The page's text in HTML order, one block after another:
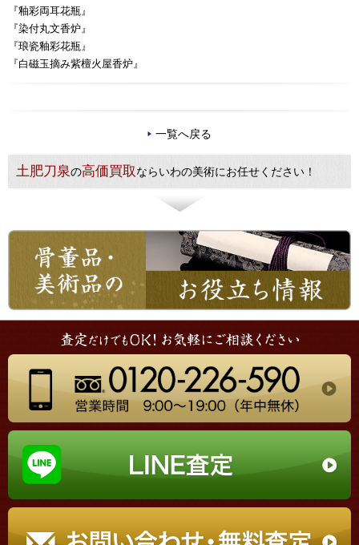
『釉彩両耳花瓶』
『染付丸文香炉』
『琅瓷釉彩花瓶』
『白磁玉摘み紫檀火屋香炉』
一覧へ戻る
土肥刀泉の高価買取ならいわの美術にお任せください！